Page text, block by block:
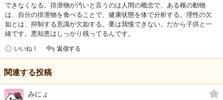
できなくなる。排泄物が汚いと言うのは人間の概念で、ある種の動物
は、自分の排泄物を食べることで、健康状態を体で分析する。理性の欠
如とは、抑制する意識が欠如する。要は我慢できない。だから子供と一
緒です。悪知恵はしっかり残ってるんです。
いいね！ 返信する
関連する投稿
みにょ